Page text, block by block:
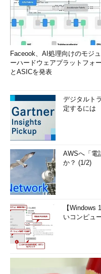
（もしくは上側にスワイプ
きるアプリケーションの一
Updateの適用後に設定を変
プリの一覧数を増やすこと
多くのアプリを表示させて
で操作するなら、表示密度
う。
スタート画面でアプリの一覧を表
うとしているところ。デフォルト
りとタイル（アイコン）が配置さ
けにもっと多く表示させることがで
（1）スタート画面やアプリ一覧
び出し、［タイル］という項目を選
これを［はい］に変更す
Faceook、AI処理向けのモジ
ーハードウェアプラットフォ
とASICを発表
デジタルト
定するには
AWSへ「電
か？ (1/2)
【Windows
いコンピュ